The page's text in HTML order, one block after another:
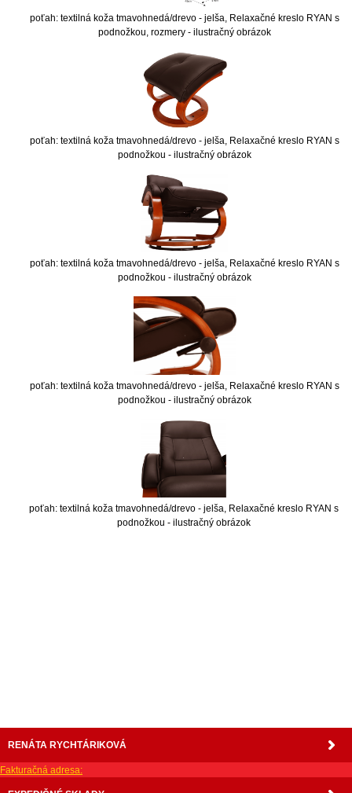
poťah: textilná koža tmavohnedá/drevo - jelša, Relaxačné kreslo RYAN s
podnožkou, rozmery - ilustračný obrázok
poťah: textilná koža tmavohnedá/drevo - jelša, Relaxačné kreslo RYAN s
podnožkou - ilustračný obrázok
poťah: textilná koža tmavohnedá/drevo - jelša, Relaxačné kreslo RYAN s
podnožkou - ilustračný obrázok
poťah: textilná koža tmavohnedá/drevo - jelša, Relaxačné kreslo RYAN s
podnožkou - ilustračný obrázok
poťah: textilná koža tmavohnedá/drevo - jelša, Relaxačné kreslo RYAN s
podnožkou - ilustračný obrázok
RENÁTA RYCHTÁRIKOVÁ
Fakturačná adresa: